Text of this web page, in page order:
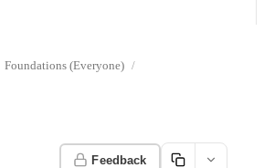
Foundations (Everyone)
Feedback